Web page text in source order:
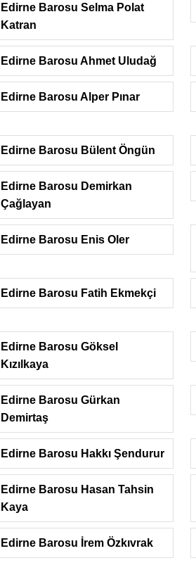
Edirne Barosu Selma Polat
Katran
Edirne Barosu Ahmet Uludağ
Edirne Barosu Alper Pınar
Edirne Barosu Bülent Öngün
Edirne Barosu Demirkan
Çağlayan
Edirne Barosu Enis Oler
Edirne Barosu Fatih Ekmekçi
Edirne Barosu Göksel
Kızılkaya
Edirne Barosu Gürkan
Demirtaş
Edirne Barosu Hakkı Şendurur
Edirne Barosu Hasan Tahsin
Kaya
Edirne Barosu İrem Özkıvrak